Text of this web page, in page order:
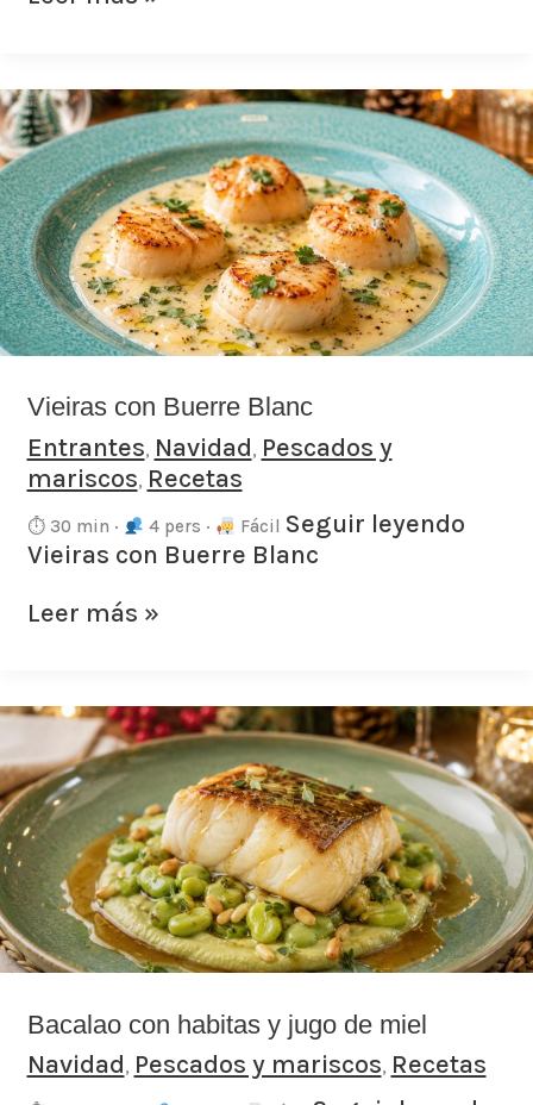
Vieiras con Buerre Blanc
Entrantes, Navidad, Pescados y
mariscos, Recetas
⏱ 30 min · 4 pers · Fácil Seguir leyendo
Vieiras con Buerre Blanc
Vieiras
con
Buerre
Blanc
Leer más »
Bacalao con habitas y jugo de miel
Navidad, Pescados y mariscos, Recetas
Bacalao
habitas
y
jugo
de
miel